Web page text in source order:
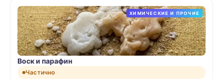
ХИМИЧЕСКИЕ И ПРОЧИЕ
Воск и парафин
Частично